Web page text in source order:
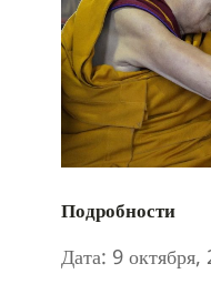
Подробности
Дата: 9 октября,